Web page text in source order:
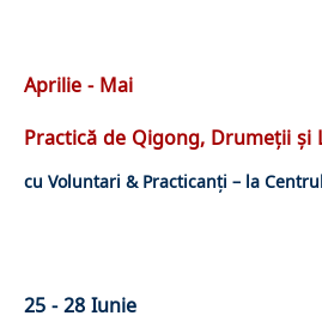
Aprilie - Mai
Practică de Qigong, Drumeții și
cu Voluntari & Practicanți – la
25 - 28 Iunie